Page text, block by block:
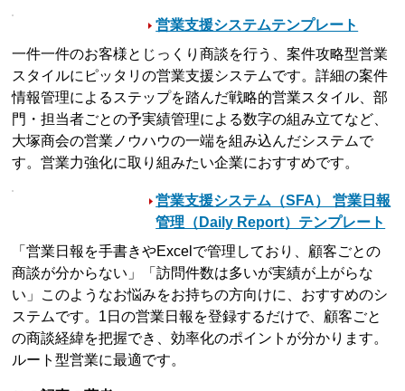
営業支援システムテンプレート
一件一件のお客様とじっくり商談を行う、案件攻略型営業
スタイルにピッタリの営業支援システムです。詳細の案件
情報管理によるステップを踏んだ戦略的営業スタイル、部
門・担当者ごとの予実績管理による数字の組み立てなど、
大塚商会の営業ノウハウの一端を組み込んだシステムで
す。営業力強化に取り組みたい企業におすすめです。
営業支援システム（SFA） 営業日報
管理（Daily Report）テンプレート
「営業日報を手書きやExcelで管理しており、顧客ごとの
商談が分からない」「訪問件数は多いが実績が上がらな
い」このようなお悩みをお持ちの方向けに、おすすめのシ
ステムです。1日の営業日報を登録するだけで、顧客ごと
の商談経緯を把握でき、効率化のポイントが分かります。
ルート型営業に最適です。